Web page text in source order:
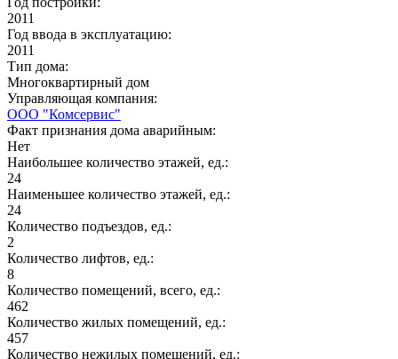
2011
Год ввода в эксплуатацию:
2011
Тип дома:
Многоквартирный дом
Управляющая компания:
ООО "Комсервис"
Факт признания дома аварийным:
Нет
Наибольшее количество этажей, ед.:
24
Наименьшее количество этажей, ед.:
24
Количество подъездов, ед.:
2
Количество лифтов, ед.:
8
Количество помещений, всего, ед.:
462
Количество жилых помещений, ед.:
457
Количество нежилых помещений, ед.: